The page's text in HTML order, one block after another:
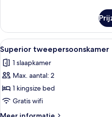
2
slaapkamers
Alle
foto's
voor
Superior
tweepersoonskamer
laden
11
Superior tweepersoonskamer
1 slaapkamer
Max. aantal: 2
1 kingsize bed
Gratis wifi
Meer